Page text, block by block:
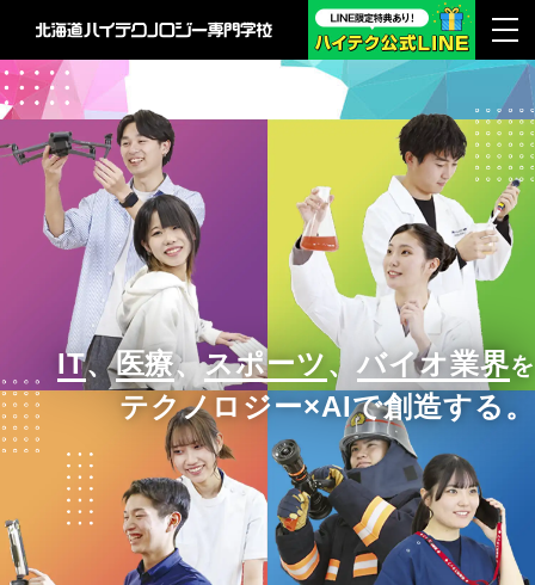
IT、医療、スポーツ、バイオ業界を
テクノロジー×AIで創造する。